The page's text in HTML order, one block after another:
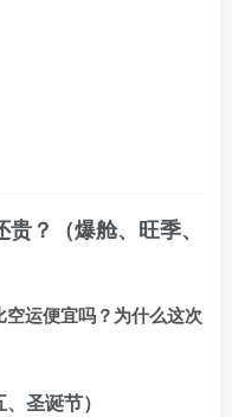
？（爆舱、旺季、
空运便宜吗？为什么这次
圣诞节）